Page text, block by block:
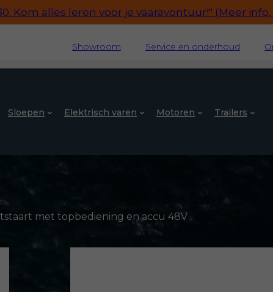
Kom alles leren voor je vaaravontuur!" (Meer
Showroom Service en onderhoud
Sloepen Elektrisch varen Motoren Trailers
met topbediening en accu 48V